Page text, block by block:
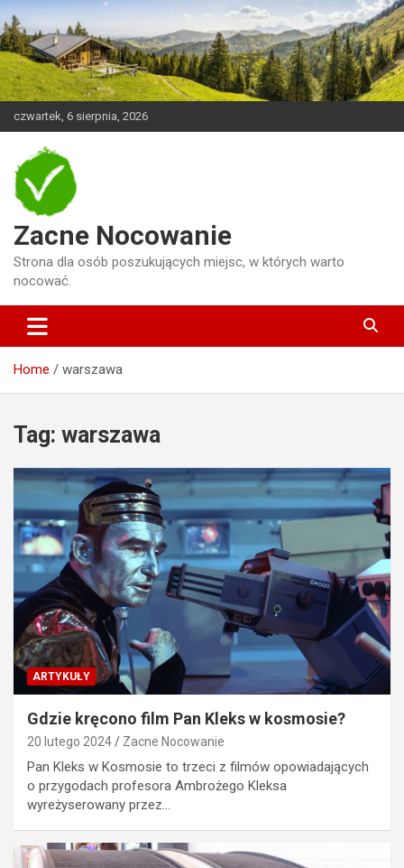
Skip
to
content
czwartek, 6 sierpnia, 2026
Zacne Nocowanie
Strona dla osób poszukujących miejsc, w których warto
nocować.
Home warszawa
Tag: warszawa
ARTYKUŁY
Gdzie kręcono film Pan Kleks w kosmosie?
20 lutego 2024 Zacne Nocowanie
Pan Kleks w Kosmosie to trzeci z filmów opowiadających
o przygodach profesora Ambrożego Kleksa
wyreżyserowany przez…